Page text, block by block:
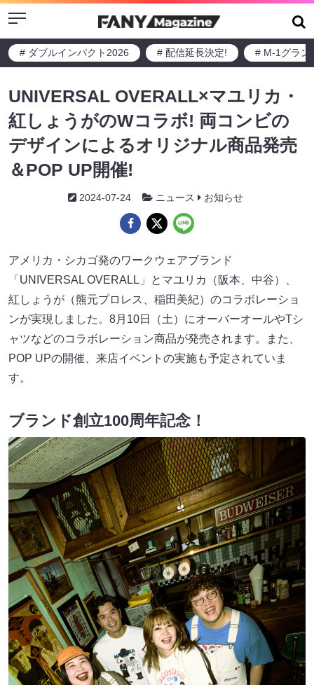
Menu
# ダブルインパクト2026 # 配信延長決定! # M-1グラン
UNIVERSAL OVERALL×マユリカ・
紅しょうがのWコラボ! 両コンビの
デザインによるオリジナル商品発売
＆POP UP開催!
2024-07-24 ニュース お知らせ
アメリカ・シカゴ発のワークウェアブランド
「UNIVERSAL OVERALL」とマユリカ（阪本、中谷）、
紅しょうが（熊元プロレス、稲田美紀）のコラボレーショ
ンが実現しました。8月10日（土）にオーバーオールやTシ
ャツなどのコラボレーション商品が発売されます。また、
POP UPの開催、来店イベントの実施も予定されていま
す。
ブランド創立100周年記念！